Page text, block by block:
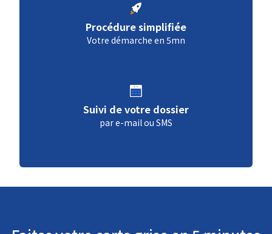
Procédure simplifiée
Votre démarche en 5mn
Suivi de votre dossier
par e-mail ou SMS